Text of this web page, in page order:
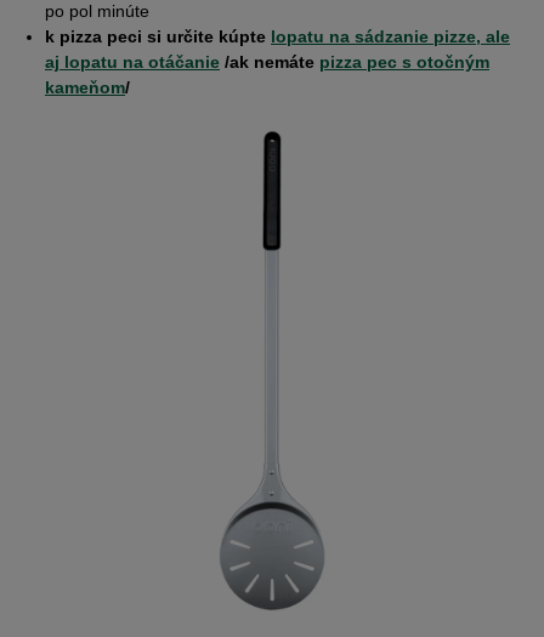
po pol minúte
k pizza peci si určite kúpte lopatu na sádzanie pizze, ale
aj lopatu na otáčanie /ak nemáte pizza pec s otočným
kameňom/